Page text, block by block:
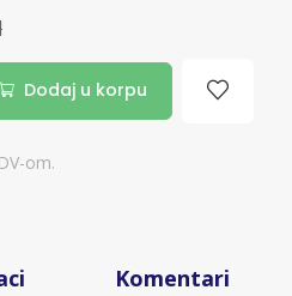
Dodaj u korpu
om.
Komentari